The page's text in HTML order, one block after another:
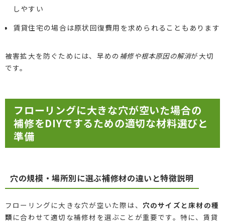
しやすい
賃貸住宅の場合は原状回復費用を求められることもあります
被害拡大を防ぐためには、早めの 補修や根本原因の解消が大切
です。
フローリングに大きな穴が空いた場合の
補修をDIYでするための適切な材料選びと
準備
穴の規模・場所別に選ぶ補修材の違いと特徴説明
フローリングに大きな穴が空いた際は、 穴のサイズと床材の種
類 に合わせて適切な補修材を選ぶことが重要です。特に、賃貸